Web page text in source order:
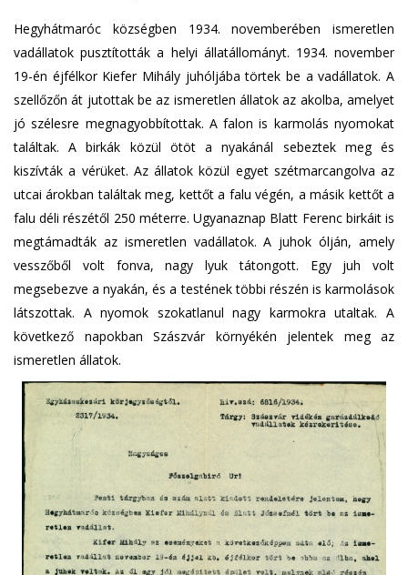
Hegyhátmaróc községben 1934. novemberében ismeretlen
vadállatok pusztították a helyi állatállományt. 1934. november
19-én éjfélkor Kiefer Mihály juhóljába törtek be a vadállatok. A
szellőzőn át jutottak be az ismeretlen állatok az akolba, amelyet
jó szélesre megnagyobbítottak. A falon is karmolás nyomokat
találtak. A birkák közül ötöt a nyakánál sebeztek meg és
kiszívták a vérüket. Az állatok közül egyet szétmarcangolva az
utcai árokban találtak meg, kettőt a falu végén, a másik kettőt a
falu déli részétől 250 méterre. Ugyanaznap Blatt Ferenc birkáit is
megtámadták az ismeretlen vadállatok. A juhok ólján, amely
vesszőből volt fonva, nagy lyuk tátongott. Egy juh volt
megsebezve a nyakán, és a testének többi részén is karmolások
látszottak. A nyomok szokatlanul nagy karmokra utaltak. A
következő napokban Szászvár környékén jelentek meg az
ismeretlen állatok.